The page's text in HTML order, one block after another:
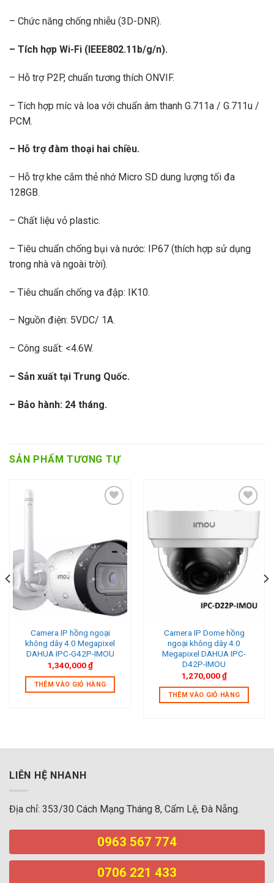
– Chức năng chống nhiễu (3D-DNR).
– Tích hợp Wi-Fi (IEEE802.11b/g/n).
– Hỗ trợ P2P, chuẩn tương thích ONVIF.
– Tích hợp míc và loa với chuẩn âm thanh G.711a / G.711u /
PCM.
– Hỗ trợ đàm thoại hai chiều.
– Hỗ trợ khe cắm thẻ nhớ Micro SD dung lượng tối đa
128GB.
– Chất liệu vỏ plastic.
– Tiêu chuẩn chống bụi và nước: IP67 (thích hợp sử dụng
trong nhà và ngoài trời).
– Tiêu chuẩn chống va đập: IK10.
– Nguồn điện: 5VDC/ 1A.
– Công suất: <4.6W.
– Sản xuất tại Trung Quốc.
– Bảo hành: 24 tháng.
SẢN PHẨM TƯƠNG TỰ
Camera IP hồng ngoại
không dây 4.0 Megapixel
DAHUA IPC-G42P-IMOU
1,340,000₫
THÊM VÀO GIỎ HÀNG
Add to wishlist
Camera IP Dome hồng
ngoại không dây 4.0
Megapixel DAHUA IPC-
D42P-IMOU
1,270,000₫
THÊM VÀO GIỎ HÀNG
LIÊN HỆ NHANH
Địa chỉ: 353/30 Cách Mạng Tháng 8, Cẩm Lệ, Đà Nẵng.
0963 567 774
0706 221 433